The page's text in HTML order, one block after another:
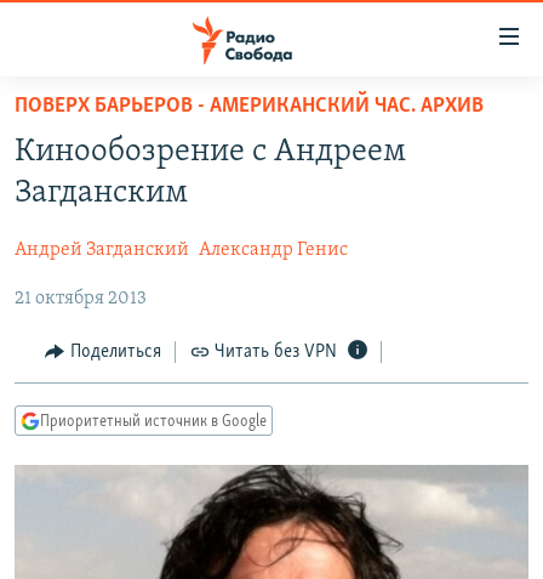
упрощенного
доступа
Вернуться
основному
Вернутся
главной
навигации
Вернутся
ПРОГРАММЫ
ЦИТАТЫ СВОБОДЫ
МНЕНИЯ
КУЛЬТУРА
IDEL.РЕАЛИИ
КАВКАЗ.РЕАЛИИ
РАСПИСАНИЕ ВЕЩАНИЯ
ПОВЕРХ БАРЬЕРОВ - АМЕРИКАНСКИЙ ЧАС. АРХИВ
Кинообозрение с Андреем
Загданским
Андрей Загданский Александр Генис
21 октября 2013
Поделиться Читать без VPN
Приоритетный источник в Google